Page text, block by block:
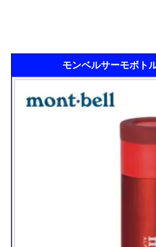
モンベルサーモボト